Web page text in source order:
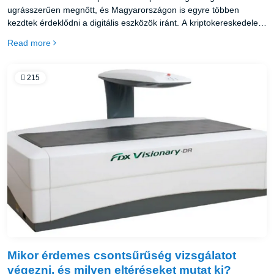
ugrásszerűen megnőtt, és Magyarországon is egyre többen
kezdtek érdeklődni a digitális eszközök iránt. A kriptokereskedelem
szolgáltató biztonságos, és melyik működik jogilag
Read more
215
Mikor érdemes csontsűrűség vizsgálatot
végezni, és milyen eltéréseket mutat ki?